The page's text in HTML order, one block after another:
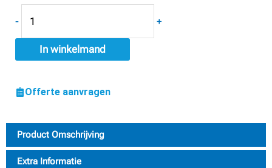
- +
In winkelmand
Offerte aanvragen
Product Omschrijving
Extra Informatie